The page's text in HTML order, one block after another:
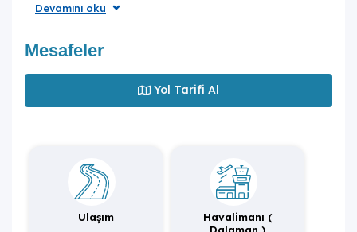
bulunmaktadır. Birinci yatak odasında çift kişilik yatak,
yatak, ebeveyn banyosu, jakuzi; üçüncü yatak odasında
Doğa içinde ailenizle baş başa hoş bir tatil geçirmeniz için
Devamını oku
Mesafeler
Yol Tarifi Al
Ulaşım
Havalimanı (
Dalaman )